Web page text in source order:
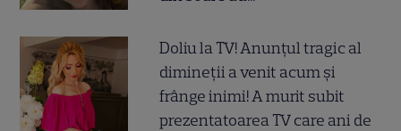
Doliu la TV! Anunțul tragic al
dimineții a venit acum și
frânge inimi! A murit subit
prezentatoarea TV care ani de